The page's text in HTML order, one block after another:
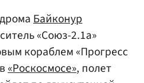
Байконур
«Союз-2.1а»
кораблем «Прогресс
«Роскосмосе», полет